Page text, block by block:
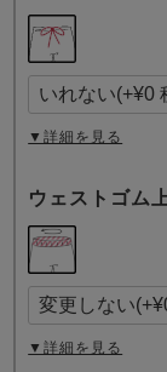
▼詳細を見る
ウェストゴム
▼詳細を見る